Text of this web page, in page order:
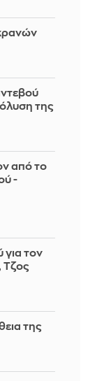
της
από το
-
τον
Τζος
της